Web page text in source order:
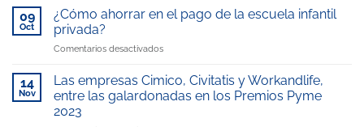
reconocida
escuela
de
la
Telemadrid
compromiso
la
conciliación
galardonada
Premio
Educativa
2025
09
Oct
¿Cómo ahorrar en el pago de la escuela infantil
privada?
Comentarios desactivadosen
ahorrar
el
14
Nov
Las empresas Cimico, Civitatis y Workandlife,
entre las galardonadas en los Premios Pyme
2023